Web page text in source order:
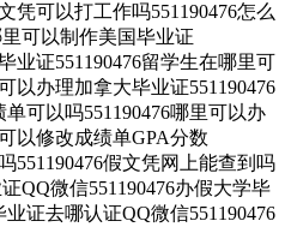
凭可以打工作吗551190476怎么
可以制作美国毕业证
业证551190476留学生在哪里可
以办理加拿大毕业证551190476
可以吗551190476哪里可以办
以修改成绩单GPA分数
551190476假文凭网上能查到吗
QQ微信551190476办假大学毕
证去哪认证QQ微信551190476